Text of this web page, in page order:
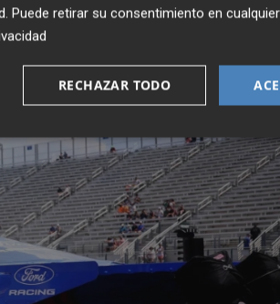
. Puede retirar su consentimiento en
RECHAZAR TODO